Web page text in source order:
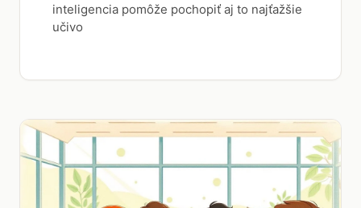
inteligencia pomôže pochopiť aj to najťažšie
učivo